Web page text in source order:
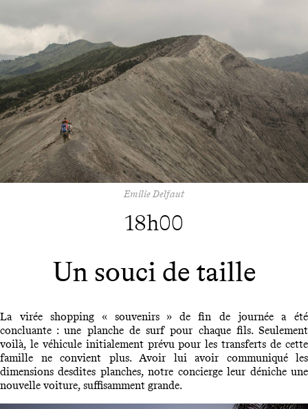
Emilie Delfaut
18h00
Un souci de taille
La virée shopping « souvenirs » de fin de journée a été
concluante : une planche de surf pour chaque fils. Seulement
voilà, le véhicule initialement prévu pour les transferts de cette
famille ne convient plus. Avoir lui avoir communiqué les
dimensions desdites planches, notre concierge leur déniche une
nouvelle voiture, suffisamment grande.